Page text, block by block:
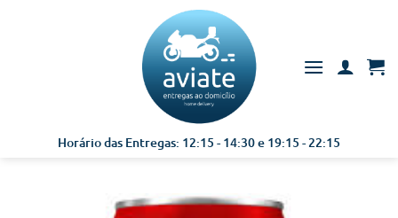
Horário das Entregas: 12:15 - 14:30 e 19:15 - 22:15